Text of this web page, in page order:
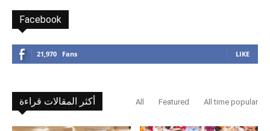
Facebook
21,970 Fans LIKE
أكثر المقالات قراءة All Featured All time popular